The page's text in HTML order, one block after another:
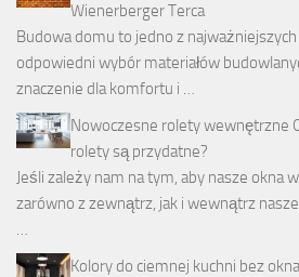
Wienerberger Terca
Budowa domu to jedno z
odpowiedni wybór materiałów
znaczenie dla komfortu i …
Nowoczesne rolety wewnętrzne
rolety są przydatne?
Jeśli zależy nam na tym, aby nasze okna
zarówno z zewnątrz, jak i wewnątrz
…
Kolory do ciemnej kuchni bez